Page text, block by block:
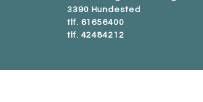
3390 Hundested
tlf. 61656400
tlf. 42484212